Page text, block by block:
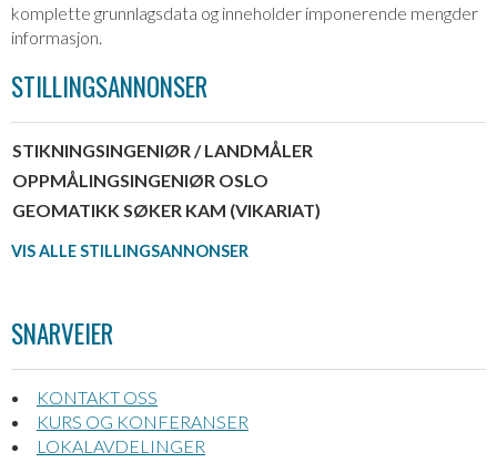
komplette grunnlagsdata og inneholder imponerende mengder
informasjon.
STILLINGSANNONSER
STIKNINGSINGENIØR / LANDMÅLER
OPPMÅLINGSINGENIØR OSLO
GEOMATIKK SØKER KAM (VIKARIAT)
VIS ALLE STILLINGSANNONSER
SNARVEIER
KONTAKT OSS
KURS OG KONFERANSER
LOKALAVDELINGER